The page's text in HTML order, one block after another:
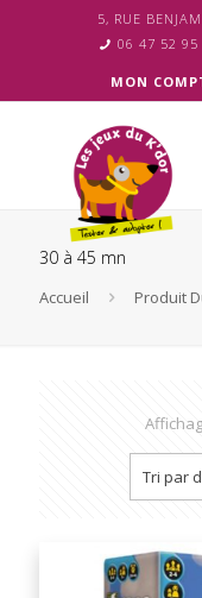
5, RUE
06 47 52 95
MON
30 à 45 mn
Accueil Produit